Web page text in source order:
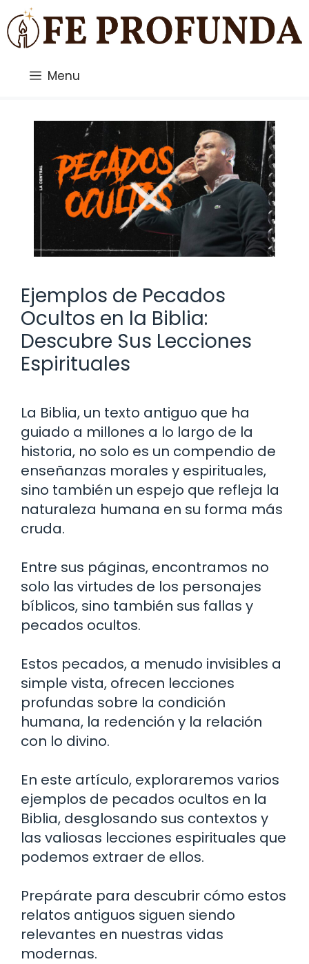
Saltar
al
contenido
Menu
Ejemplos de Pecados
Ocultos en la Biblia:
Descubre Sus Lecciones
Espirituales
La Biblia, un texto antiguo que ha
guiado a millones a lo largo de la
historia, no solo es un compendio de
enseñanzas morales y espirituales,
sino también un espejo que refleja la
naturaleza humana en su forma más
cruda.
Entre sus páginas, encontramos no
solo las virtudes de los personajes
bíblicos, sino también sus fallas y
pecados ocultos.
Estos pecados, a menudo invisibles a
simple vista, ofrecen lecciones
profundas sobre la condición
humana, la redención y la relación
con lo divino.
En este artículo, exploraremos varios
ejemplos de pecados ocultos en la
Biblia, desglosando sus contextos y
las valiosas lecciones espirituales que
podemos extraer de ellos.
Prepárate para descubrir cómo estos
relatos antiguos siguen siendo
relevantes en nuestras vidas
modernas.